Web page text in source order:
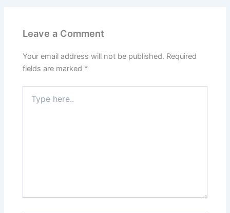
Leave a Comment
Your email address will not be published. Required
fields are marked *
here..